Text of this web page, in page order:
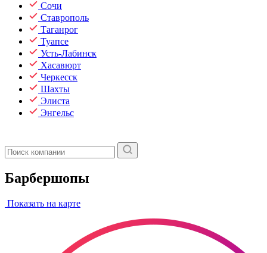
Сочи
Ставрополь
Таганрог
Туапсе
Усть-Лабинск
Хасавюрт
Черкесск
Шахты
Элиста
Энгельс
Барбершопы
Показать на карте